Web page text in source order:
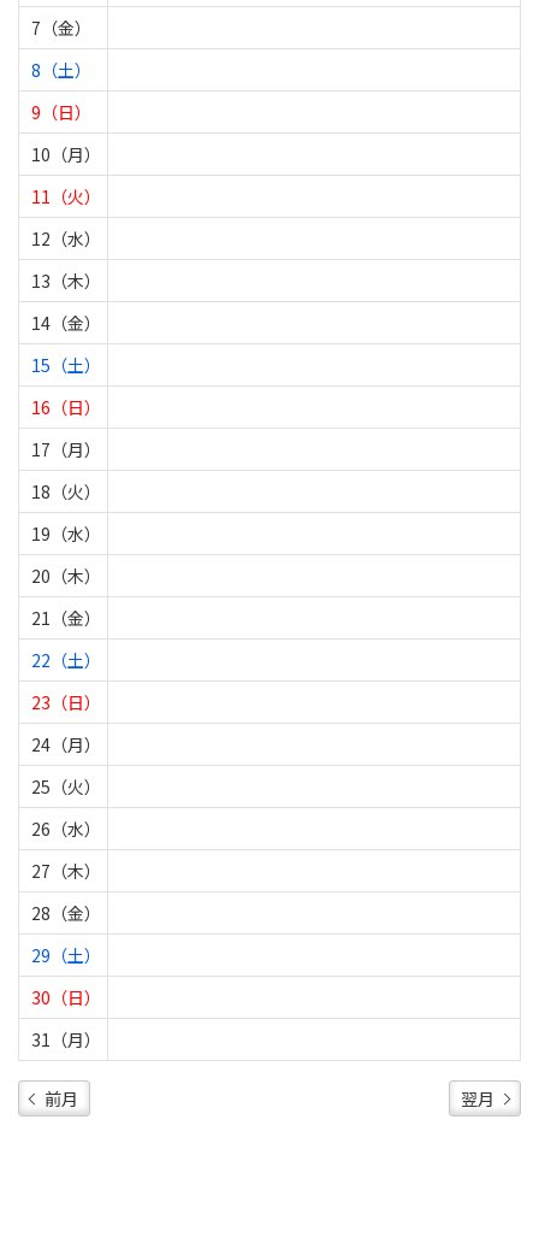
7（金）
8（土）
9（日）
10（月）
11（火）
12（水）
13（木）
14（金）
15（土）
16（日）
17（月）
18（火）
19（水）
20（木）
21（金）
22（土）
23（日）
24（月）
25（火）
26（水）
27（木）
28（金）
29（土）
30（日）
31（月）
前月 翌月